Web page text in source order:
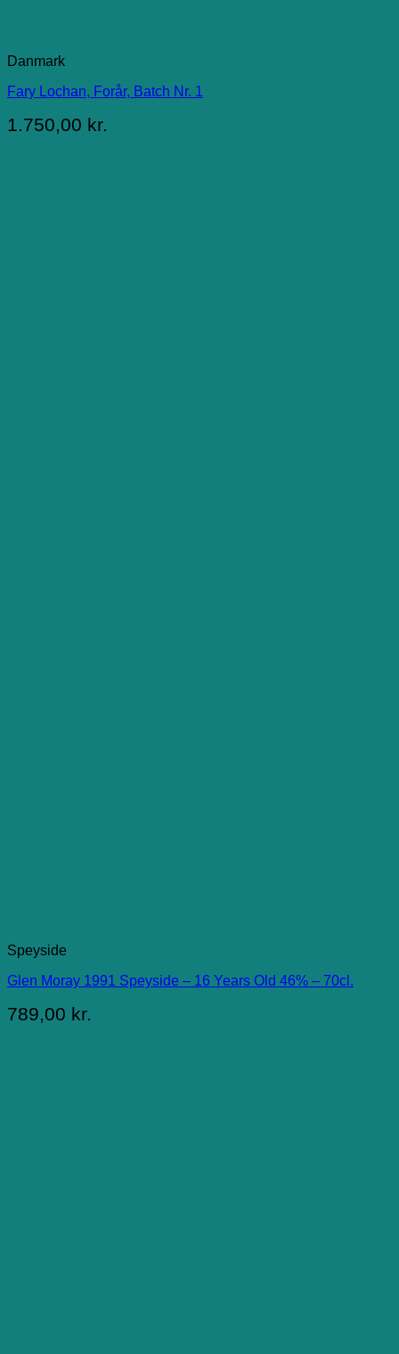
Danmark
Fary Lochan, Forår, Batch Nr. 1
1.750,00 kr.
Speyside
Glen Moray 1991 Speyside – 16 Years Old 46% – 70cl.
789,00 kr.